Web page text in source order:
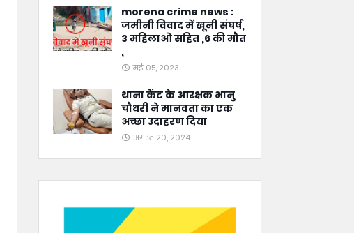
morena crime news :
जमीनी विवाद में खूनी संघर्ष,
3 महिलाओ सहित ,6 की मौत
,
मई 05, 2023
थाना कैंट के आरक्षक भानु
चौधरी ने मानवता का एक
अच्छा उदाहरण दिया
अगस्त 20, 2024